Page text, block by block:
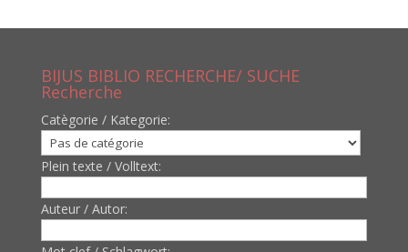
BIJUS BIBLIO RECHERCHE/ SUCHE
Recherche
Catègorie / Kategorie:
Plein texte / Volltext:
Auteur / Autor: